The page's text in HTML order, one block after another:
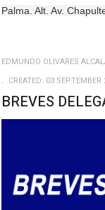
Palma. Alt. Av.
EDMUNDO OLIVARES
CREATED: 03 SEPTEMBER
BREVES